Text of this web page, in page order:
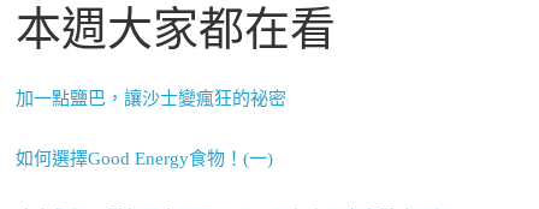
本週大家都在看
加一點鹽巴，讓沙士變瘋狂的祕密
如何選擇Good Energy食物！(一)